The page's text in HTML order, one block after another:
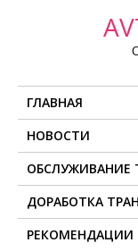
ГЛАВНАЯ
НОВОСТИ
ОБСЛУЖИВАНИЕ
ДОРАБОТКА
РЕКОМЕНДАЦИИ